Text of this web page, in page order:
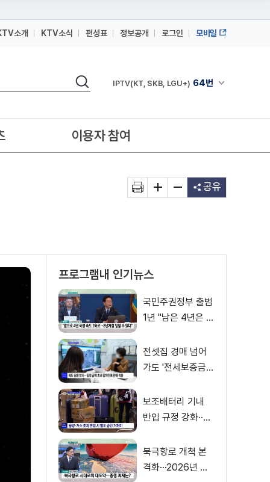
소개 KTV소식 편성표 정보공개 로그인 모바일
검색 채널안내 펼쳐
IPTV(KT, SKB, LGU+) 64번
IPTV(KT, SKB, LGU+)
이용자 참여
공유
프로그램내 인기뉴스
국민주권정부 출범
1년 "남은 4년은 8
전셋집 경매 넘어
가도 '전세보증금'
보조배터리 기내
반입 규정 강화··
북극항로 개척 본
격화···2026년 해